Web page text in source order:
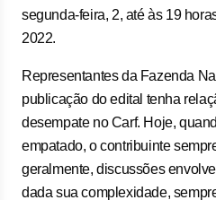
segunda-feira, 2, até às 19
2022.
Representantes da Fazenda
publicação do edital tenha
desempate no Carf. Hoje,
empatado, o contribuinte
geralmente, discussões
dada sua complexidade,